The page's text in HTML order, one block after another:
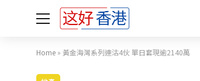
Home » 黃金海灣系列連沽4伙 單日套現逾2140萬